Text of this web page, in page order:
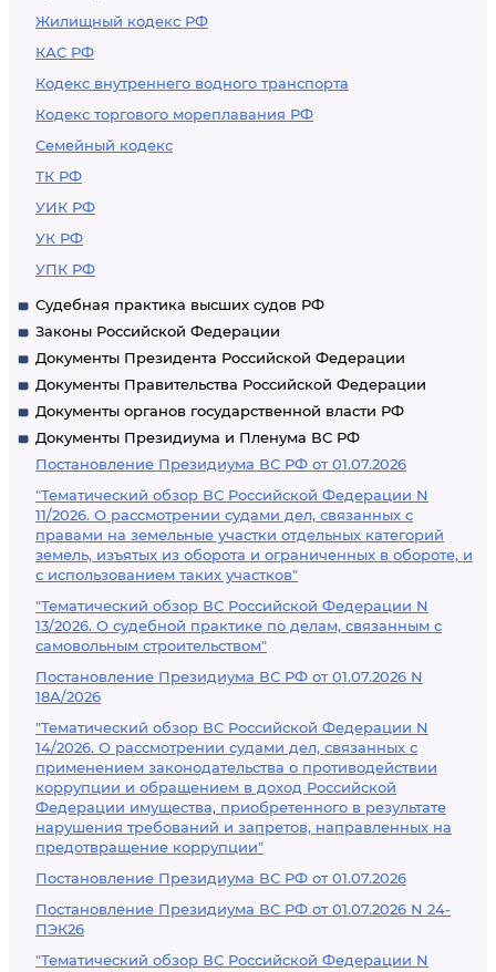
Жилищный кодекс РФ
КАС РФ
Кодекс внутреннего водного транспорта
Кодекс торгового мореплавания РФ
Семейный кодекс
ТК РФ
УИК РФ
УК РФ
УПК РФ
Судебная практика высших судов РФ
Законы Российской Федерации
Документы Президента Российской Федерации
Документы Правительства Российской Федерации
Документы органов государственной власти РФ
Документы Президиума и Пленума ВС РФ
Постановление Президиума ВС РФ от 01.07.2026
"Тематический обзор ВС Российской Федерации N
11/2026. О рассмотрении судами дел, связанных с
правами на земельные участки отдельных категорий
земель, изъятых из оборота и ограниченных в обороте, и
с использованием таких участков"
"Тематический обзор ВС Российской Федерации N
13/2026. О судебной практике по делам, связанным с
самовольным строительством"
Постановление Президиума ВС РФ от 01.07.2026 N
18А/2026
"Тематический обзор ВС Российской Федерации N
14/2026. О рассмотрении судами дел, связанных с
применением законодательства о противодействии
коррупции и обращением в доход Российской
Федерации имущества, приобретенного в результате
нарушения требований и запретов, направленных на
предотвращение коррупции"
Постановление Президиума ВС РФ от 01.07.2026
Постановление Президиума ВС РФ от 01.07.2026 N 24-
ПЭК26
"Тематический обзор ВС Российской Федерации N